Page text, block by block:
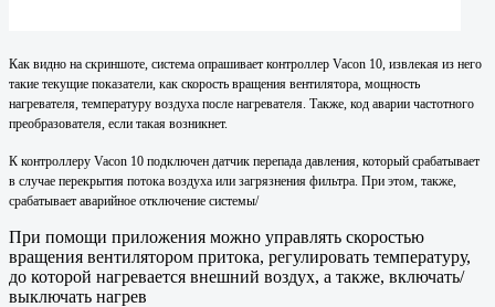
Как видно на скриншоте, система опрашивает контроллер Vacon 10, извлекая из него
такие текущие показатели, как скорость вращения вентилятора, мощность
нагревателя, температуру воздуха после нагревателя. Также, код аварии частотного
преобразователя, если такая возникнет.
К контроллеру Vacon 10 подключен датчик перепада давления, который срабатывает
в случае перекрытия потока воздуха или загрязнения фильтра. При этом, также,
срабатывает аварийное отключение системы/
При помощи приложения можно управлять скоростью
вращения вентилятором притока, регулировать температуру,
до которой нагревается внешний воздух, а также, включать/
выключать нагрев